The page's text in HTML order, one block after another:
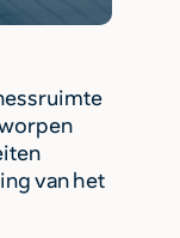
van het